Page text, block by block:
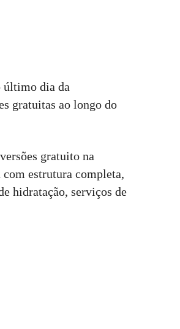
último dia da
gratuitas ao longo do
gratuito na
com estrutura completa,
hidratação, serviços de